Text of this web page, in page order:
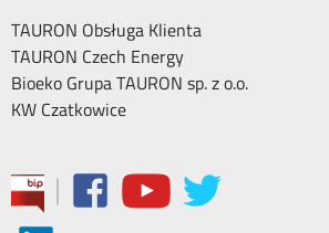
TAURON Obsługa Klienta
TAURON Czech Energy
Bioeko Grupa TAURON sp. z o.o.
KW Czatkowice
|